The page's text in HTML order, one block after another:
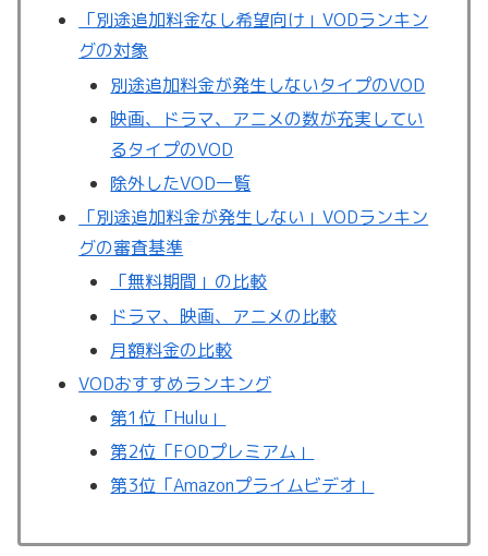
「別途追加料金なし希望向け」VODランキン
グの対象
別途追加料金が発生しないタイプのVOD
映画、ドラマ、アニメの数が充実してい
るタイプのVOD
除外したVOD一覧
「別途追加料金が発生しない」VODランキン
グの審査基準
「無料期間」の比較
ドラマ、映画、アニメの比較
月額料金の比較
VODおすすめランキング
第1位「Hulu」
第2位「FODプレミアム」
第3位「Amazonプライムビデオ」